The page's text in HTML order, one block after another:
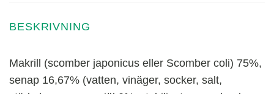
BESKRIVNING
Makrill (scomber japonicus eller Scomber coli) 75%,
senap 16,67% (vatten, vinäger, socker, salt,